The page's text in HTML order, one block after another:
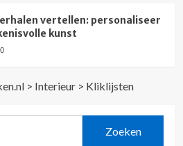
vertellen: personaliseer
kunst
0
> Interieur> Kliklijsten